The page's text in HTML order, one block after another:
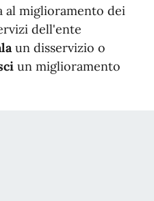
al miglioramento dei
dell'ente
un disservizio o
un miglioramento